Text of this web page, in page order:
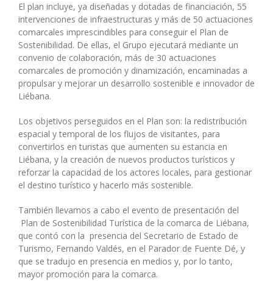
El plan incluye, ya diseñadas y dotadas de financiación, 55
intervenciones de infraestructuras y más de 50 actuaciones
comarcales imprescindibles para conseguir el Plan de
Sostenibilidad. De ellas, el Grupo ejecutará mediante un
convenio de colaboración, más de 30 actuaciones
comarcales de promoción y dinamización, encaminadas a
propulsar y mejorar un desarrollo sostenible e innovador de
Liébana.
Los objetivos perseguidos en el Plan son: la redistribución
espacial y temporal de los flujos de visitantes, para
convertirlos en turistas que aumenten su estancia en
Liébana, y la creación de nuevos productos turísticos y
reforzar la capacidad de los actores locales, para gestionar
el destino turístico y hacerlo más sostenible.
También llevamos a cabo el evento de presentación del
Plan de Sostenibilidad Turística de la comarca de Liébana,
que contó con la presencia del Secretario de Estado de
Turismo, Fernando Valdés, en el Parador de Fuente Dé, y
que se tradujo en presencia en medios y, por lo tanto,
mayor promoción para la comarca.